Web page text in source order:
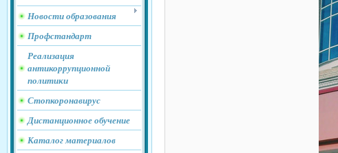
Новости образования
Профстандарт
Реализация
антикоррупционной
политики
Стопкоронавирус
Дистанционное обучение
Каталог материалов